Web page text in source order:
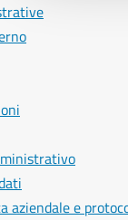
aziendale e